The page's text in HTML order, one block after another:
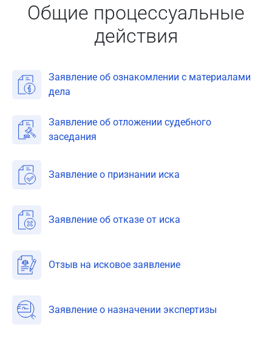
Общие процессуальные
действия
Заявление об ознакомлении с материалами
дела
Заявление об отложении судебного
заседания
Заявление о признании иска
Заявление об отказе от иска
Отзыв на исковое заявление
Заявление о назначении экспертизы